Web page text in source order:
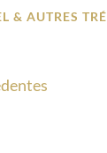
& AUTRES